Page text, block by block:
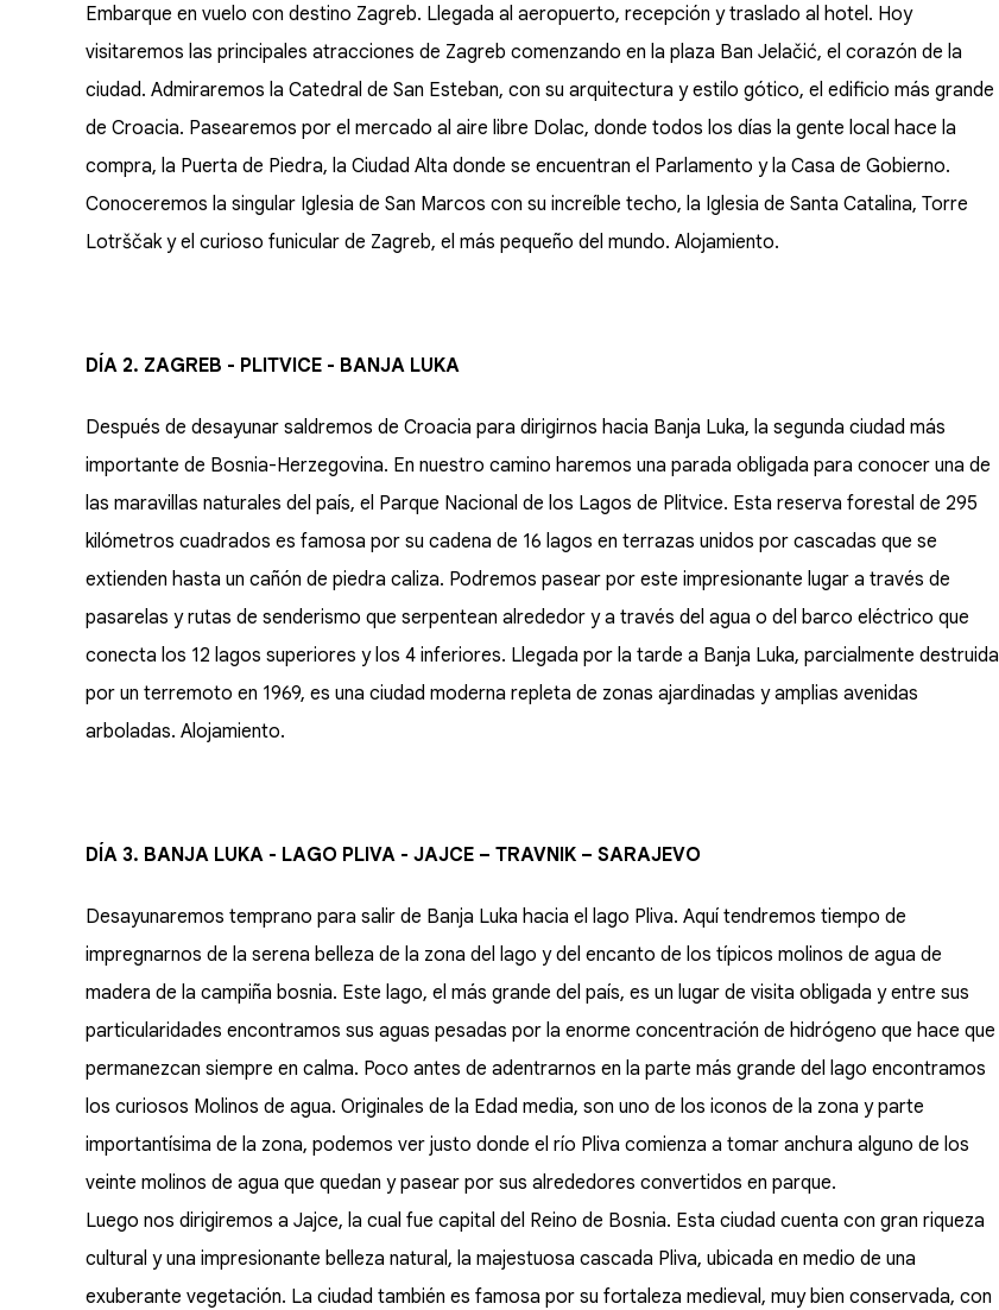
Embarque en vuelo con destino Zagreb. Llegada al aeropuerto, recepción y traslado al hotel. Hoy
visitaremos las principales atracciones de Zagreb comenzando en la plaza Ban Jelačić, el corazón de la
ciudad. Admiraremos la Catedral de San Esteban, con su arquitectura y estilo gótico, el edificio más grande
de Croacia. Pasearemos por el mercado al aire libre Dolac, donde todos los días la gente local hace la
compra, la Puerta de Piedra, la Ciudad Alta donde se encuentran el Parlamento y la Casa de Gobierno.
Conoceremos la singular Iglesia de San Marcos con su increíble techo, la Iglesia de Santa Catalina, Torre
Lotrščak y el curioso funicular de Zagreb, el más pequeño del mundo. Alojamiento.
DÍA 2. ZAGREB - PLITVICE - BANJA LUKA
Después de desayunar saldremos de Croacia para dirigirnos hacia Banja Luka, la segunda ciudad más
importante de Bosnia-Herzegovina. En nuestro camino haremos una parada obligada para conocer una de
las maravillas naturales del país, el Parque Nacional de los Lagos de Plitvice. Esta reserva forestal de 295
kilómetros cuadrados es famosa por su cadena de 16 lagos en terrazas unidos por cascadas que se
extienden hasta un cañón de piedra caliza. Podremos pasear por este impresionante lugar a través de
pasarelas y rutas de senderismo que serpentean alrededor y a través del agua o del barco eléctrico que
conecta los 12 lagos superiores y los 4 inferiores. Llegada por la tarde a Banja Luka, parcialmente destruida
por un terremoto en 1969, es una ciudad moderna repleta de zonas ajardinadas y amplias avenidas
arboladas. Alojamiento.
DÍA 3. BANJA LUKA - LAGO PLIVA - JAJCE – TRAVNIK – SARAJEVO
Desayunaremos temprano para salir de Banja Luka hacia el lago Pliva. Aquí tendremos tiempo de
impregnarnos de la serena belleza de la zona del lago y del encanto de los típicos molinos de agua de
madera de la campiña bosnia. Este lago, el más grande del país, es un lugar de visita obligada y entre sus
particularidades encontramos sus aguas pesadas por la enorme concentración de hidrógeno que hace que
permanezcan siempre en calma. Poco antes de adentrarnos en la parte más grande del lago encontramos
los curiosos Molinos de agua. Originales de la Edad media, son uno de los iconos de la zona y parte
importantísima de la zona, podemos ver justo donde el río Pliva comienza a tomar anchura alguno de los
veinte molinos de agua que quedan y pasear por sus alrededores convertidos en parque.
Luego nos dirigiremos a Jajce, la cual fue capital del Reino de Bosnia. Esta ciudad cuenta con gran riqueza
cultural y una impresionante belleza natural, la majestuosa cascada Pliva, ubicada en medio de una
exuberante vegetación. La ciudad también es famosa por su fortaleza medieval, muy bien conservada, con